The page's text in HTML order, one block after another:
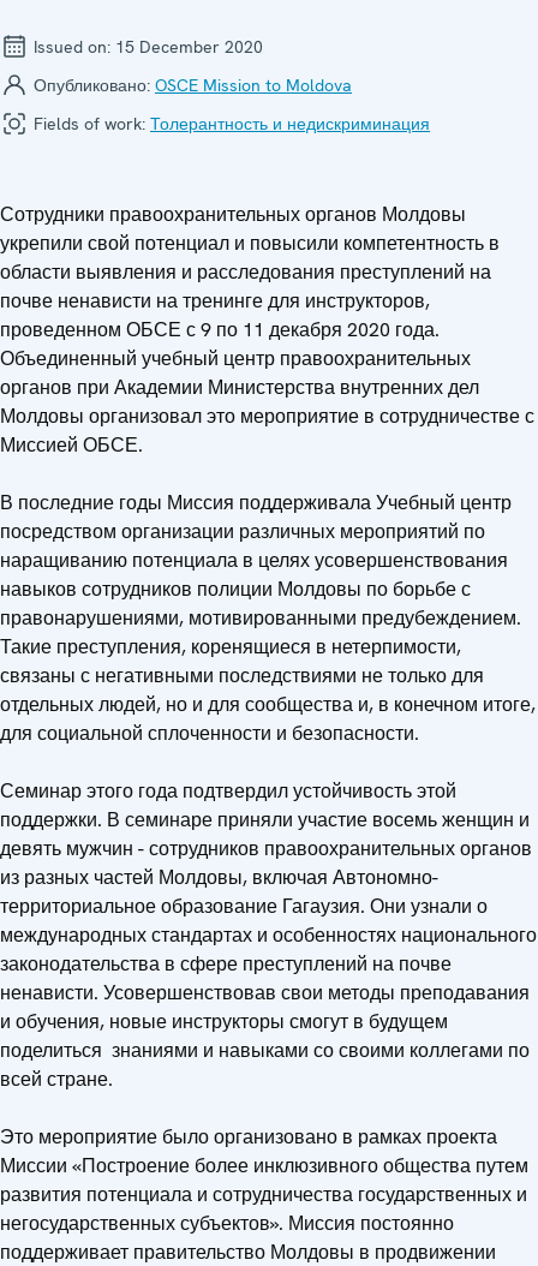
Issued on: 15 December 2020
Опубликовано: OSCE Mission to Moldova
Fields of work: Толерантность и недискриминация
Сотрудники правоохранительных органов Молдовы
укрепили свой потенциал и повысили компетентность в
области выявления и расследования преступлений на
почве ненависти на тренинге для инструкторов,
проведенном ОБСЕ с 9 по 11 декабря 2020 года.
Объединенный учебный центр правоохранительных
органов при Академии Министерства внутренних дел
Молдовы организовал это мероприятие в сотрудничестве с
Миссией ОБСЕ.
В последние годы Миссия поддерживала Учебный центр
посредством организации различных мероприятий по
наращиванию потенциала в целях усовершенствования
навыков сотрудников полиции Молдовы по борьбе с
правонарушениями, мотивированными предубеждением.
Такие преступления, коренящиеся в нетерпимости,
связаны с негативными последствиями не только для
отдельных людей, но и для сообщества и, в конечном итоге,
для социальной сплоченности и безопасности.
Семинар этого года подтвердил устойчивость этой
поддержки. В семинаре приняли участие восемь женщин и
девять мужчин - сотрудников правоохранительных органов
из разных частей Молдовы, включая Автономно-
территориальное образование Гагаузия. Они узнали о
международных стандартах и особенностях национального
законодательства в сфере преступлений на почве
ненависти. Усовершенствовав свои методы преподавания
и обучения, новые инструкторы смогут в будущем
поделиться знаниями и навыками со своими коллегами по
всей стране.
Это мероприятие было организовано в рамках проекта
Миссии «Построение более инклюзивного общества путем
развития потенциала и сотрудничества государственных и
негосударственных субъектов». Миссия постоянно
поддерживает правительство Молдовы в продвижении